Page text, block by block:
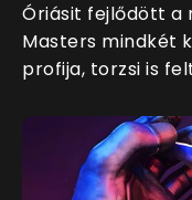
Óriásit fejlődött a
Masters mindkét
profija, torzsi is